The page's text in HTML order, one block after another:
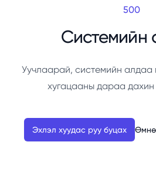
500
Системийн
Уучлаарай, системийн алдаа
хугацааны дараа
Эхлэл хуудас руу буцах